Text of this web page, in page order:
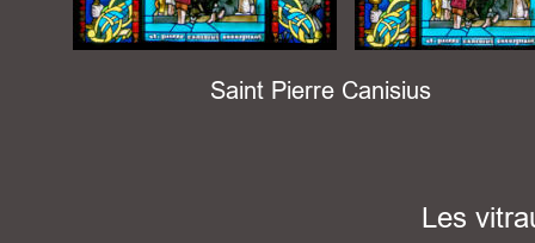
Les
Saint Pierre Canisius